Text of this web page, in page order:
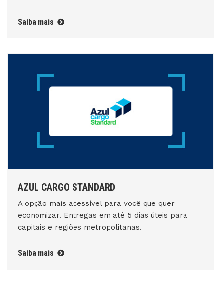
Saiba mais
AZUL CARGO STANDARD
A opção mais acessível para você que quer
economizar. Entregas em até 5 dias úteis para
capitais e regiões metropolitanas.
Saiba mais